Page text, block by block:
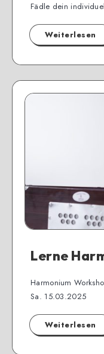
Fädle dein
Weiterlesen
Lerne
Harmonium
Sa. 15.03.2025
Weiterlesen